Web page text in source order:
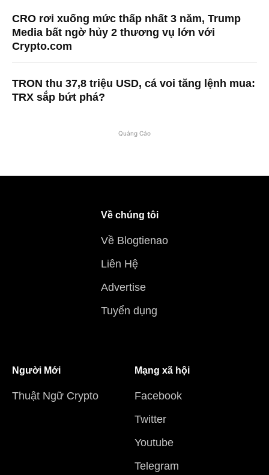
CRO rơi xuống mức thấp nhất 3 năm, Trump
Media bất ngờ hủy 2 thương vụ lớn với
Crypto.com
TRON thu 37,8 triệu USD, cá voi tăng lệnh mua:
TRX sắp bứt phá?
Quảng Cáo
Về chúng tôi
Về Blogtienao
Liên Hệ
Advertise
Tuyển dụng
Người Mới
Thuật Ngữ Crypto
Mạng xã hội
Facebook
Twitter
Youtube
Telegram